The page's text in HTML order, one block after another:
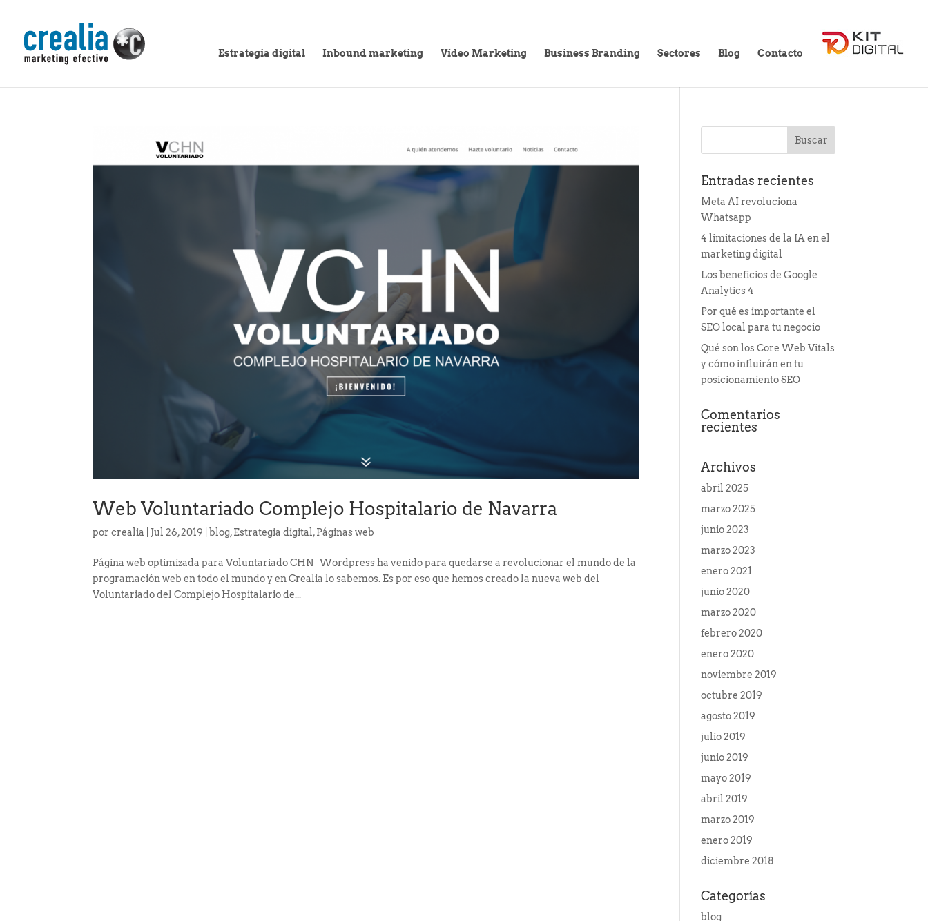
Estrategia digital Inbound marketing Vídeo Marketing Business Branding Sectores Blog Contacto
Web Voluntariado Complejo Hospitalario de Navarra
porcrealia Jul 26, 2019 blog,Estrategia digital,Páginas web
Página web optimizada para Voluntariado CHN Wordpress ha venido para quedarse a revolucionar el mundo de la
programación web en todo el mundo y en Crealia lo sabemos. Es por eso que hemos creado la nueva web del
Voluntariado del Complejo Hospitalario de...
Entradas recientes
Meta AI revoluciona
Whatsapp
4 limitaciones de la IA en el
marketing digital
Los beneficios de Google
Analytics 4
Por qué es importante el
SEO local para tu negocio
Qué son los Core Web Vitals
y cómo influirán en tu
posicionamiento SEO
Comentarios
recientes
Archivos
abril 2025
marzo 2025
junio 2023
marzo 2023
enero 2021
junio 2020
marzo 2020
febrero 2020
enero 2020
noviembre 2019
octubre 2019
agosto 2019
julio 2019
junio 2019
mayo 2019
abril 2019
marzo 2019
enero 2019
diciembre 2018
Categorías
blog